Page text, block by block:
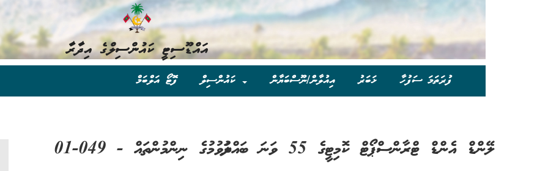
އައްޑޫސިޓީ ކައުންސިލްގެ އިދާރާ
ފުރަތަމަ ސަފުހާ ޚަބަރު އިއުލާން/ނޫސްބަޔާން ފޮޓޯ އަލްބަމް
ލޭންޑް އެންޑް ޓްރާންސްޕޯޓް ކޮމިޓީގެ 55 ވަނަ ބައްދަލުވުމުގެ ނިންމުންތައް - 049-01